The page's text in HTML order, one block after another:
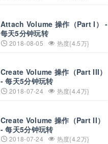
Attach Volume 操作（Part I） -
每天5分钟玩转
OpenStack（53）
2018-08-05 热度{4.5万}
Create Volume 操作（Part III）
- 每天5分钟玩转
OpenStack（52）
2018-07-24 热度{4.4万}
Create Volume 操作（Part II）
- 每天5分钟玩转
OpenStack（51）
2018-07-24 热度{4.2万}